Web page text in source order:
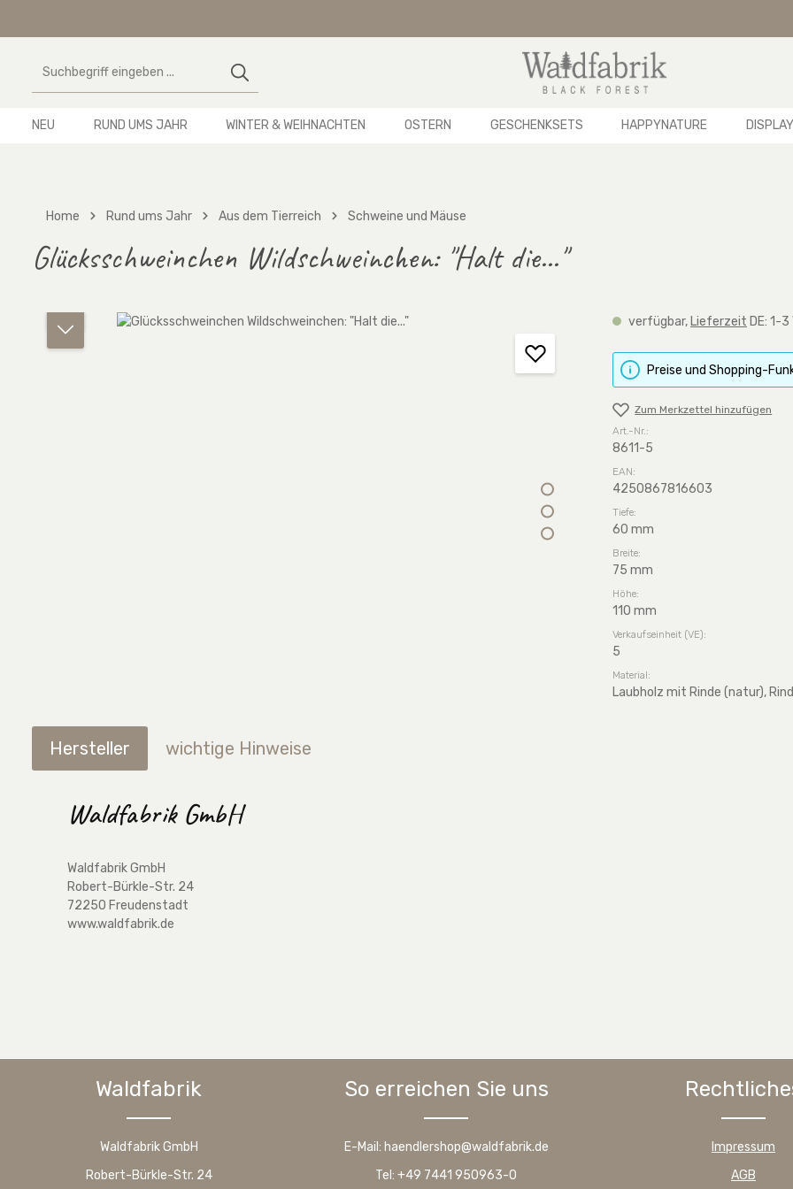
NEU RUND UMS JAHR WINTER & WEIHNACHTEN OSTERN GESCHENKSETS HAPPYNATURE
Home Rund ums Jahr Aus dem Tierreich Schweine und Mäuse
Glücksschweinchen Wildschweinchen: "Halt die..."
Bildergalerie überspringen verfügbar, Lieferzeit DE: 1-
Preise und Shopping-
Zum Merkzettel hinzufügen
Art.-Nr.:
8611-5
EAN:
4250867816603
Tiefe:
60 mm
Breite:
75 mm
Höhe:
110 mm
Verkaufseinheit (VE):
5
Material:
Laubholz mit Rinde (natur),
Hersteller wichtige Hinweise
Waldfabrik GmbH
Waldfabrik GmbH
Robert-Bürkle-Str. 24
72250 Freudenstadt
www.waldfabrik.de
Waldfabrik
Waldfabrik GmbH
Robert-Bürkle-Str. 24
So erreichen Sie uns
E-Mail: haendlershop@waldfabrik.de
Tel: +49 7441 950963-0
Impressum
AGB